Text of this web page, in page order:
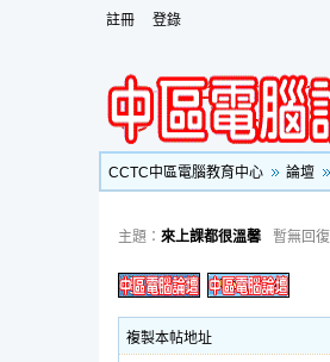
註冊 登錄
CCTC中區電腦教育中心
論壇
主題： 來上課都很溫馨 暫無回復
複製本帖地址